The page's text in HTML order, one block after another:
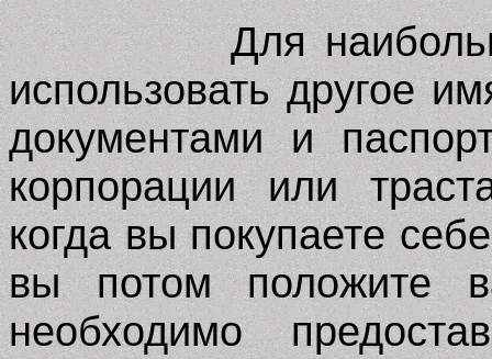
Для
использовать другое
документами и
корпорации или
когда вы покупаете
вы потом положите
необходимо